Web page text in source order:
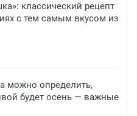
классический рецепт
с тем самым вкусом из
можно определить,
будет осень — важные